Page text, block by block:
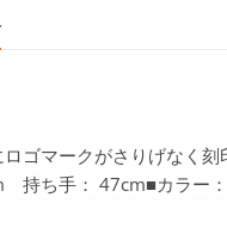
ゴマークがさりげなく
ち手： 47cm■カラー：